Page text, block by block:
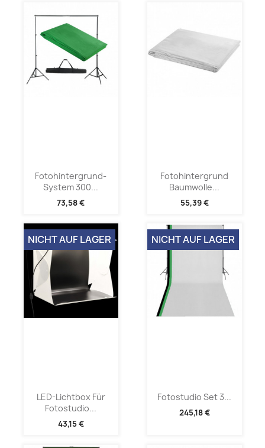
Fotohintergrund-
System 300...
73,58 €
Fotohintergrund
Baumwolle...
55,39 €
LED-Lichtbox Für
Fotostudio...
43,15 €
NICHT AUF LAGER
Fotostudio Set 3...
245,18 €
NICHT AUF LAGER